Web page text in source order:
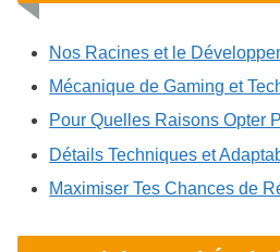
Nos Racines et le
Mécanique de Gaming et
Pour Quelles Raisons Opter
Détails Techniques et
Maximiser Tes Chances de